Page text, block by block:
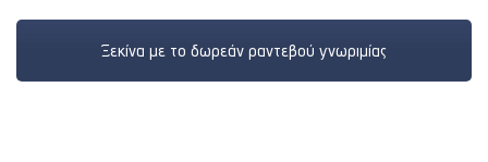
Ξεκίνα με το δωρεάν ραντεβού γνωριμίας